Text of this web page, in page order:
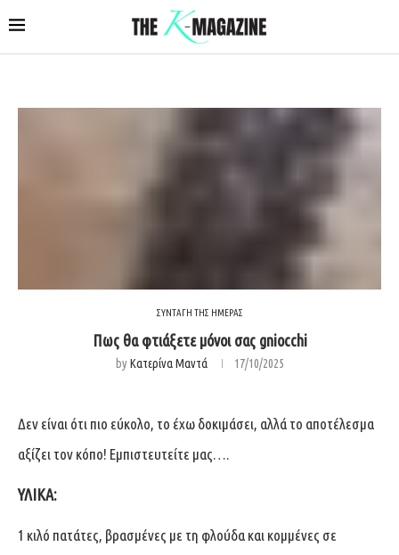
ΣΥΝΤΑΓΗ ΤΗΣ ΗΜΕΡΑΣ
Πως θα φτιάξετε μόνοι σας gniocchi
byΚατερίνα Μαντά 17/10/2025
Δεν είναι ότι πιο εύκολο, το έχω δοκιμάσει, αλλά το αποτέλεσμα
αξίζει τον κόπο! Εμπιστευτείτε μας….
ΥΛΙΚΑ:
1 κιλό πατάτες, βρασμένες με τη φλούδα και κομμένες σε